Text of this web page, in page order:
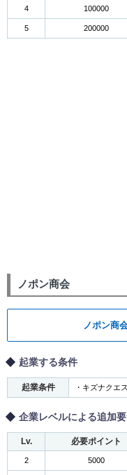
4 100000
5 200000
ノポン商会
ノポン商
起業する条件
起業条件 ・キズナクエ
企業レベルによる追加
Lv. 必要ポイント
2 5000